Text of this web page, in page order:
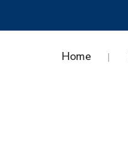
Home